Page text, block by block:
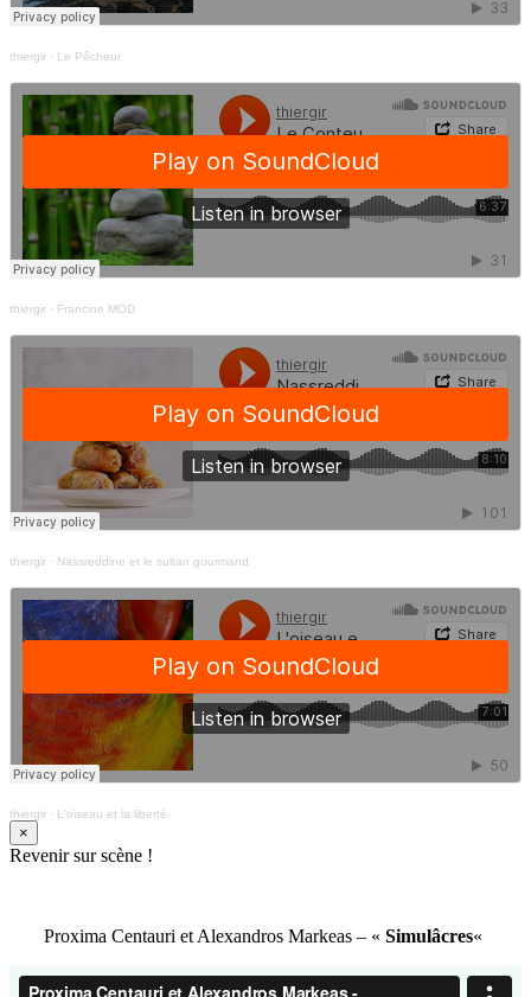
thiergir · Le Pêcheur
thiergir · Francine MOD
thiergir · Nassreddine et le sultan gourmand
thiergir · L'oiseau et la liberté
×
Revenir sur scène !
Proxima Centauri et Alexandros Markeas – « Simulâcres«